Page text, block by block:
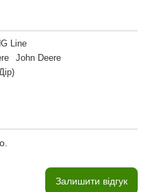
Line
John Deere
Залишити відгук